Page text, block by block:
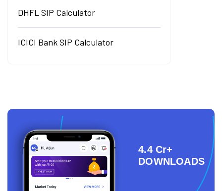
DHFL SIP Calculator
ICICI Bank SIP Calculator
4.4 Cr+
DOWNLOADS